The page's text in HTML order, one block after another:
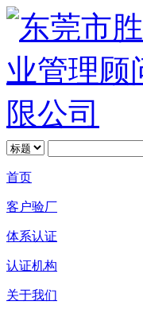
首页
客户验厂
体系认证
认证机构
关于我们